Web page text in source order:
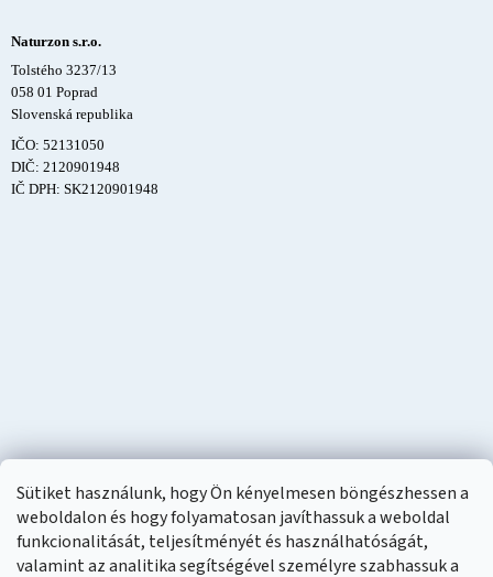
Sütiket használunk, hogy Ön kényelmesen böngészhessen a
weboldalon és hogy folyamatosan javíthassuk a weboldal
funkcionalitását, teljesítményét és használhatóságát,
valamint az analitika segítségével személyre szabhassuk a
Naturzon s.r.o.
Tolstého 3237/13
058 01 Poprad
Slovenská republika
IČO: 52131050
DIČ: 2120901948
IČ DPH: SK2120901948